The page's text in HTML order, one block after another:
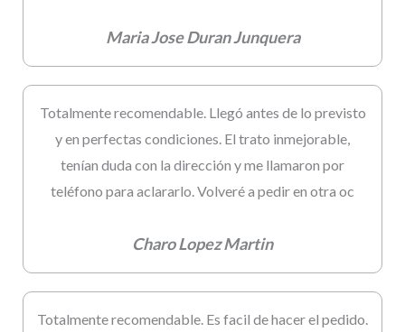
Maria Jose Duran Junquera
Totalmente recomendable. Llegó antes de lo previsto
y en perfectas condiciones. El trato inmejorable,
tenían duda con la dirección y me llamaron por
teléfono para aclararlo. Volveré a pedir en otra oc
Charo Lopez Martin
Totalmente recomendable. Es facil de hacer el pedido.